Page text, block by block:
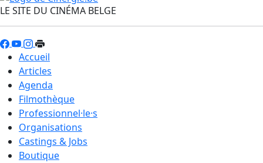
LE SITE DU CINÉMA BELGE
Accueil
Articles
Agenda
Filmothèque
Professionnel·le·s
Organisations
Castings & Jobs
Boutique